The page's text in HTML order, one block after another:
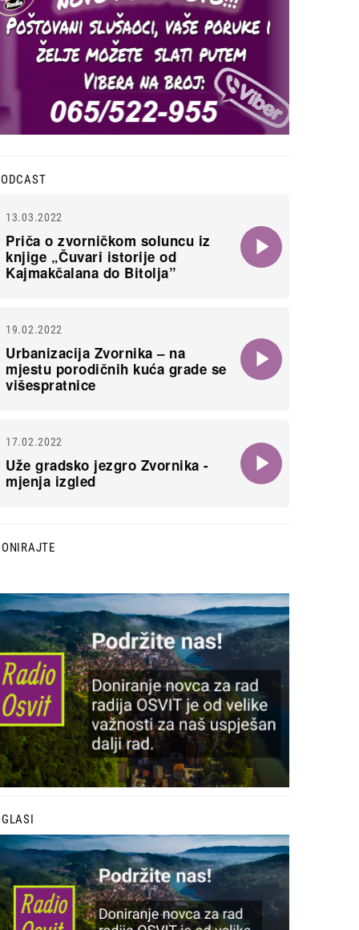
13.03.2022
Priča o zvorničkom soluncu iz
knjige „Čuvari istorije od
Kajmakčalana do Bitolja”
19.02.2022
Urbanizacija Zvornika – na
mjestu porodičnih kuća grade se
višespratnice
17.02.2022
Uže gradsko jezgro Zvornika -
mjenja izgled